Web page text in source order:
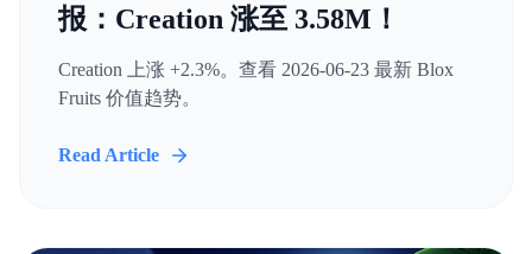
报：Creation 涨至 3.58M！
Creation 上涨 +2.3%。查看 2026-06-23 最新 Blox
Fruits 价值趋势。
Read Article